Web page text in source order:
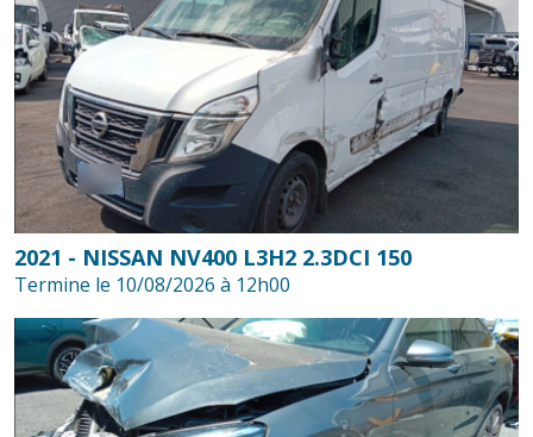
2021 - NISSAN NV400 L3H2 2.3DCI 150
Termine le 10/08/2026 à 12h00